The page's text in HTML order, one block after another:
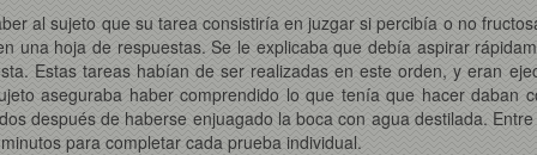
al sujeto que su tarea consistiría en juzgar si percibía o no
una hoja de respuestas. Se le explicaba que debía aspirar
Estas tareas habían de ser realizadas en este orden, y eran
aseguraba haber comprendido lo que tenía que hacer daban
después de haberse enjuagado la boca con agua destilada.
para completar cada prueba individual.